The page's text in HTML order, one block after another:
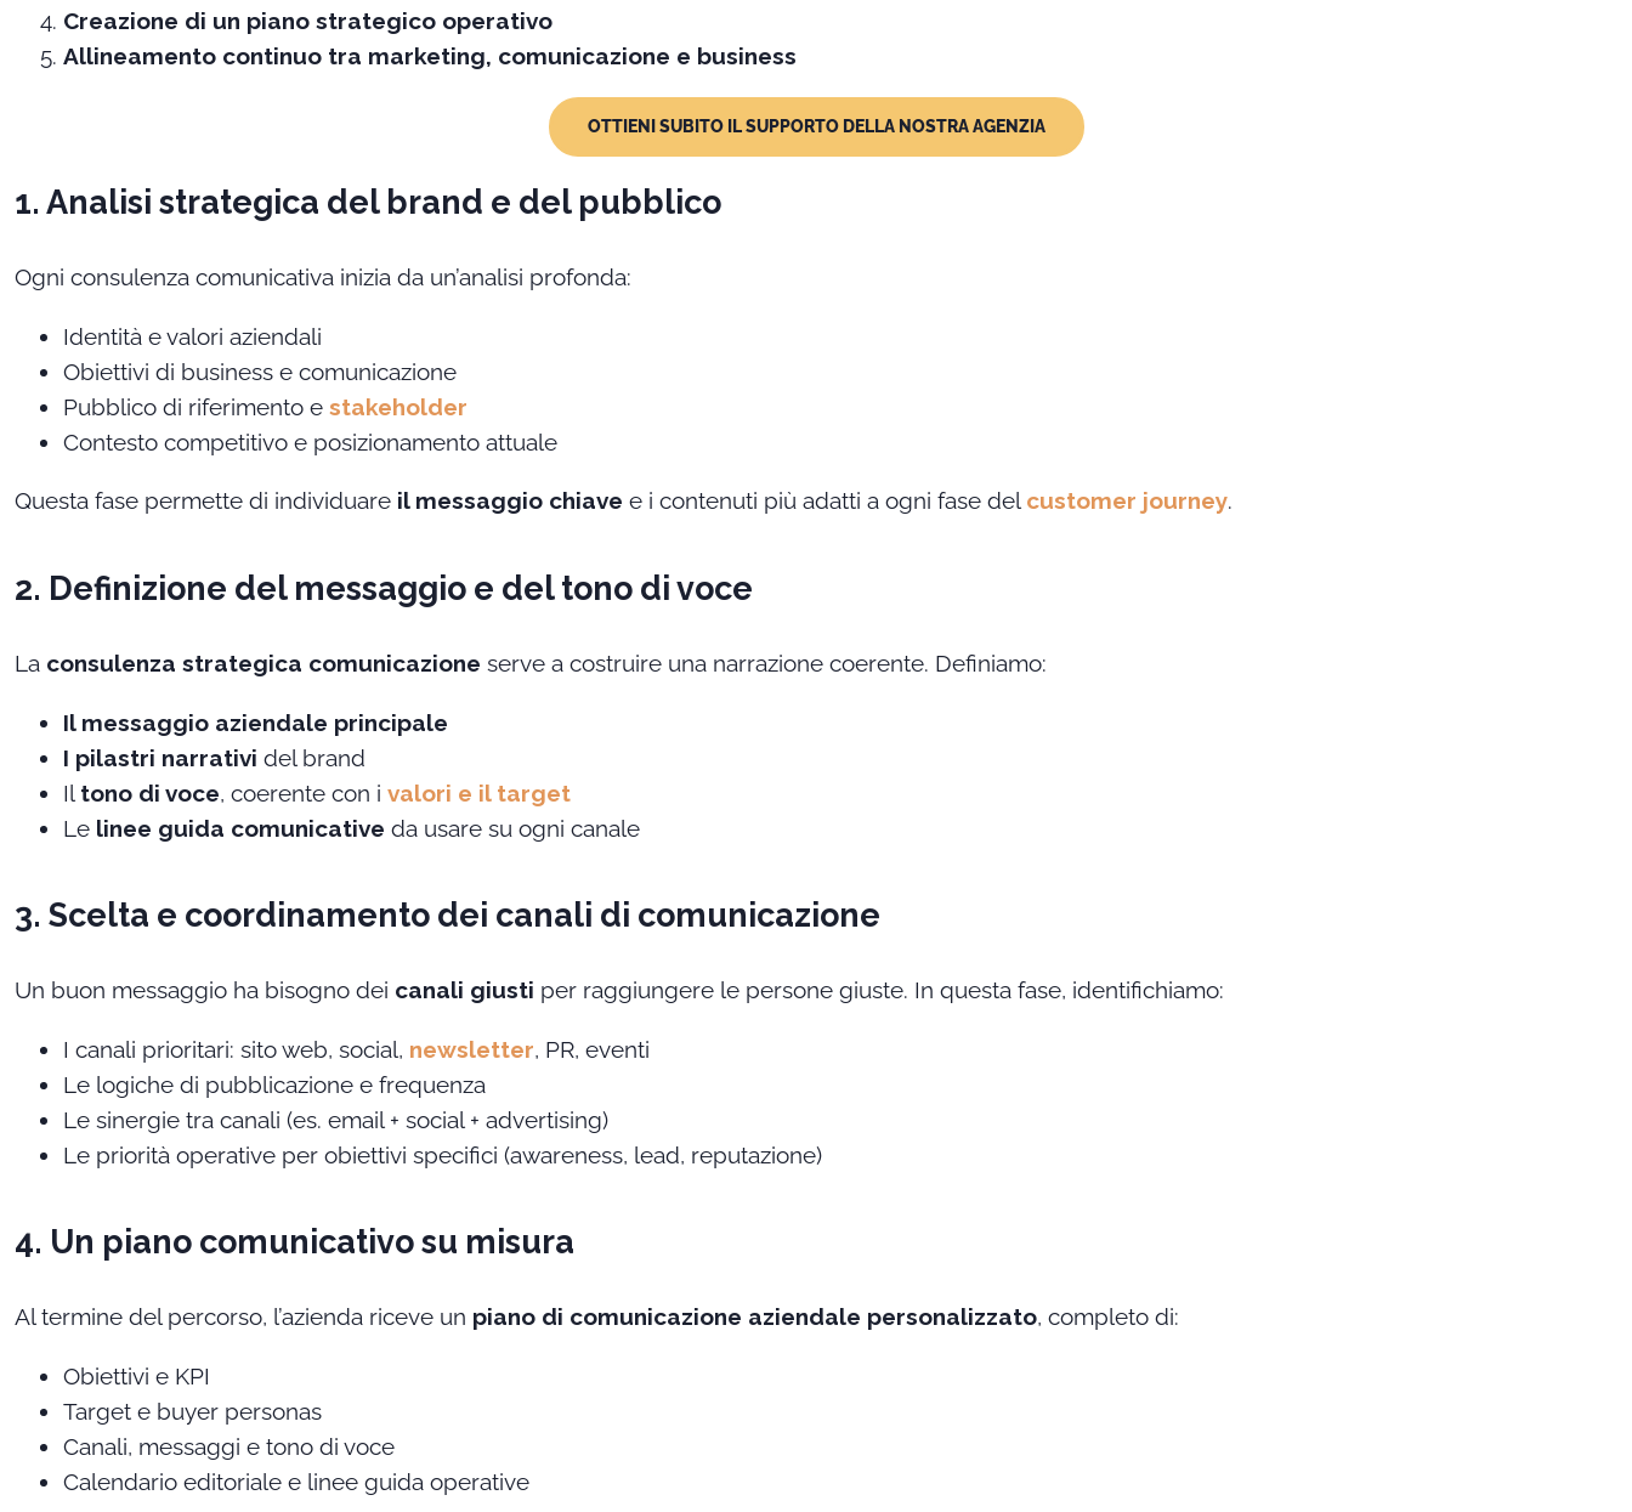
Creazione di un piano strategico operativo
Allineamento continuo tra marketing, comunicazione e business
OTTIENI SUBITO IL SUPPORTO DELLA NOSTRA AGENZIA
1. Analisi strategica del brand e del pubblico
Ogni consulenza comunicativa inizia da un’analisi profonda:
Identità e valori aziendali
Obiettivi di business e comunicazione
Pubblico di riferimento e stakeholder
Contesto competitivo e posizionamento attuale
Questa fase permette di individuare il messaggio chiave e i contenuti più adatti a ogni fase del customer journey.
2. Definizione del messaggio e del tono di voce
La consulenza strategica comunicazione serve a costruire una narrazione coerente. Definiamo:
Il messaggio aziendale principale
I pilastri narrativi del brand
Il tono di voce, coerente con i valori e il target
Le linee guida comunicative da usare su ogni canale
3. Scelta e coordinamento dei canali di comunicazione
Un buon messaggio ha bisogno dei canali giusti per raggiungere le persone giuste. In questa fase, identifichiamo:
I canali prioritari: sito web, social, newsletter, PR, eventi
Le logiche di pubblicazione e frequenza
Le sinergie tra canali (es. email + social + advertising)
Le priorità operative per obiettivi specifici (awareness, lead, reputazione)
4. Un piano comunicativo su misura
Al termine del percorso, l’azienda riceve un piano di comunicazione aziendale personalizzato, completo di:
Obiettivi e KPI
Target e buyer personas
Canali, messaggi e tono di voce
Calendario editoriale e linee guida operative